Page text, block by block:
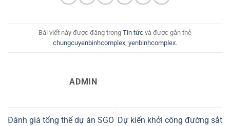
Bài viết này được đăng trong Tin tức và được gắn thẻ
chungcuyenbinhcomplex yenbinhcomplex.
ADMIN
Đánh giá tổng thể dự án SGO Dự kiến khởi công đường sắt